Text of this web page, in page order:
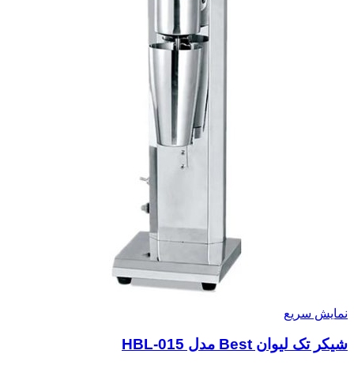
نمایش سریع
شیکر تک لیوان Best مدل HBL-015